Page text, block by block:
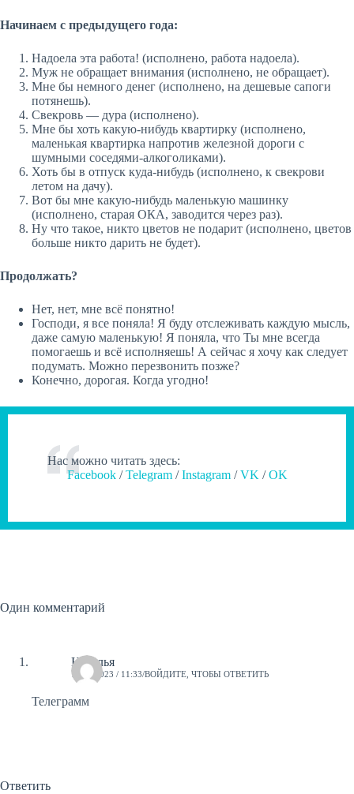
Начинаем с предыдущего года:
Надоела эта работа! (исполнено, работа надоела).
Муж не обращает внимания (исполнено, не обращает).
Мне бы немного денег (исполнено, на дешевые сапоги
потянешь).
Свекровь — дура (исполнено).
Мне бы хоть какую-нибудь квартирку (исполнено,
маленькая квартирка напротив железной дороги с
шумными соседями-алкоголиками).
Хоть бы в отпуск куда-нибудь (исполнено, к свекрови
летом на дачу).
Вот бы мне какую-нибудь маленькую машинку
(исполнено, старая ОКА, заводится через раз).
Ну что такое, никто цветов не подарит (исполнено, цветов
больше никто дарить не будет).
Продолжать?
Нет, нет, мне всё понятно!
Господи, я все поняла! Я буду отслеживать каждую мысль,
даже самую маленькую! Я поняла, что Ты мне всегда
помогаешь и всё исполняешь! А сейчас я хочу как следует
подумать. Можно перезвонить позже?
Конечно, дорогая. Когда угодно!
Нас можно читать здесь:
Facebook/Telegram/Instagram/VK /OK
Один комментарий
Наталья
15.03.2023 / 11:33 ВОЙДИТЕ, ЧТОБЫ ОТВЕТИТЬ
Телеграмм
Ответить